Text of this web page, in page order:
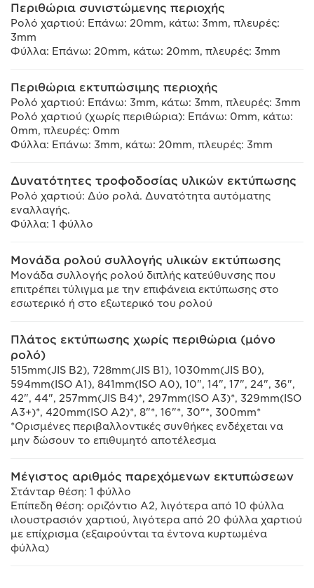
Περιθώρια συνιστώμενης περιοχής
Ρολό χαρτιού: Επάνω: 20mm, κάτω: 3mm, πλευρές:
3mm
Φύλλα: Επάνω: 20mm, κάτω: 20mm, πλευρές: 3mm
Περιθώρια εκτυπώσιμης περιοχής
Ρολό χαρτιού: Επάνω: 3mm, κάτω: 3mm, πλευρές: 3mm
Ρολό χαρτιού (χωρίς περιθώρια): Επάνω: 0mm, κάτω:
0mm, πλευρές: 0mm
Φύλλα: Επάνω: 3mm, κάτω: 20mm, πλευρές: 3mm
Δυνατότητες τροφοδοσίας υλικών εκτύπωσης
Ρολό χαρτιού: Δύο ρολά. Δυνατότητα αυτόματης
εναλλαγής.
Φύλλα: 1 φύλλο
Μονάδα ρολού συλλογής υλικών εκτύπωσης
Μονάδα συλλογής ρολού διπλής κατεύθυνσης που
επιτρέπει τύλιγμα με την επιφάνεια εκτύπωσης στο
εσωτερικό ή στο εξωτερικό του ρολού
Πλάτος εκτύπωσης χωρίς περιθώρια (μόνο
ρολό)
515mm(JIS B2), 728mm(JIS B1), 1030mm(JIS B0),
594mm(ISO A1), 841mm(ISO A0), 10", 14", 17", 24", 36",
42", 44", 257mm(JIS B4)*, 297mm(ISO A3)*, 329mm(ISO
A3+)*, 420mm(ISO A2)*, 8"*, 16"*, 30"*, 300mm*
*Ορισμένες περιβαλλοντικές συνθήκες ενδέχεται να
μην δώσουν το επιθυμητό αποτέλεσμα
Μέγιστος αριθμός παρεχόμενων εκτυπώσεων
Στάνταρ θέση: 1 φύλλο
Επίπεδη θέση: οριζόντιο A2, λιγότερα από 10 φύλλα
ιλουστρασιόν χαρτιού, λιγότερα από 20 φύλλα χαρτιού
με επίχρισμα (εξαιρούνται τα έντονα κυρτωμένα
φύλλα)